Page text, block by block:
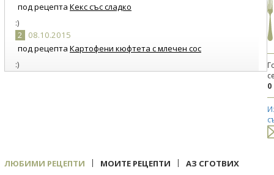
под рецепта Кекс със сладко
:)
2
08.10.2015
под рецепта Картофени кюфтета с млечен сос
:)
0
ЛЮБИМИ РЕЦЕПТИ | МОИТЕ РЕЦЕПТИ | АЗ СГОТВИХ